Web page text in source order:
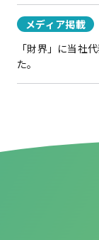
メディア掲載
「財界」に当社
た。